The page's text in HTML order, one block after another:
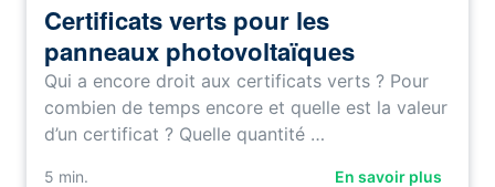
Certificats verts pour les
panneaux photovoltaïques
Qui a encore droit aux certificats verts ? Pour
combien de temps encore et quelle est la valeur
d’un certificat ? Quelle quantité …
5 min. En savoir plus